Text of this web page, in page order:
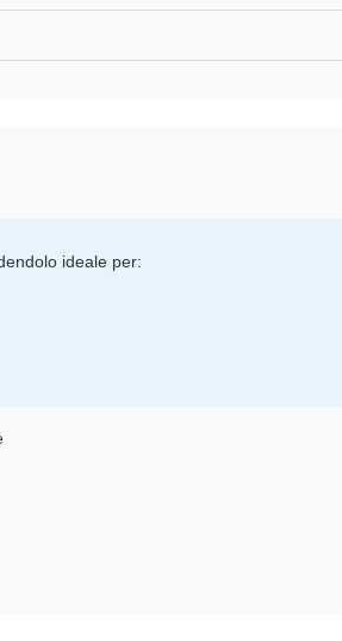
ideale per: